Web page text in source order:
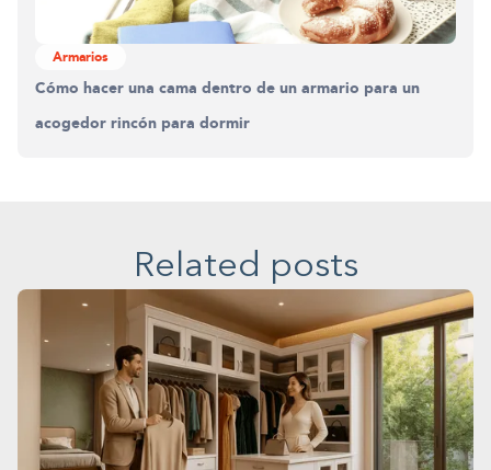
Armarios
Cómo hacer una cama dentro de un armario para un
acogedor rincón para dormir
Related posts